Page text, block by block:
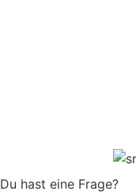
Du hast eine Frage?